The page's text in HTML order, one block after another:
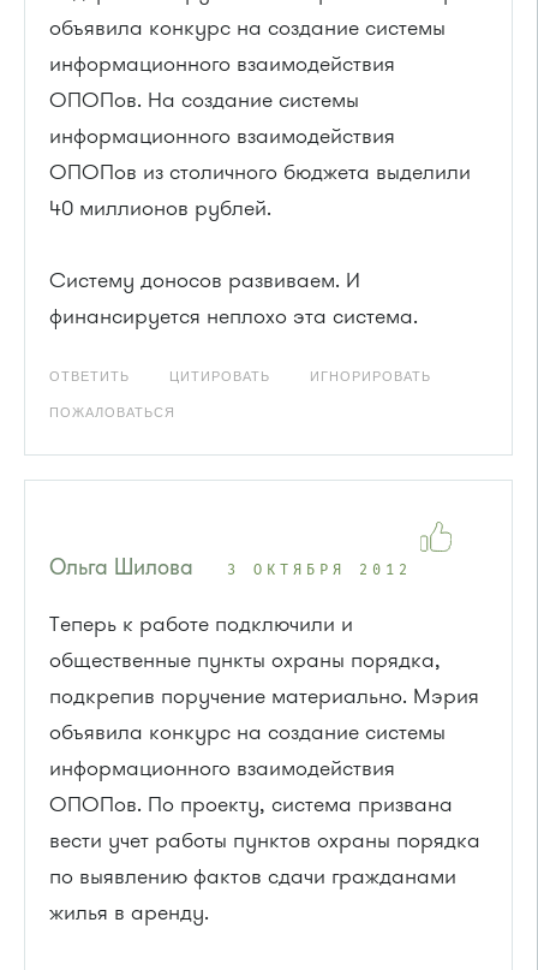
объявила конкурс на создание системы
информационного взаимодействия
ОПОПов. На создание системы
информационного взаимодействия
ОПОПов из столичного бюджета выделили
40 миллионов рублей.
Систему доносов развиваем. И
финансируется неплохо эта система.
ОТВЕТИТЬ ЦИТИРОВАТЬ ИГНОРИРОВАТЬ
ПОЖАЛОВАТЬСЯ
Ольга Шилова 3 ОКТЯБРЯ 2012
Теперь к работе подключили и
общественные пункты охраны порядка,
подкрепив поручение материально. Мэрия
объявила конкурс на создание системы
информационного взаимодействия
ОПОПов. По проекту, система призвана
вести учет работы пунктов охраны порядка
по выявлению фактов сдачи гражданами
жилья в аренду.